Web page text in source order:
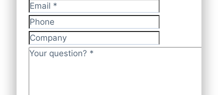
adresgegevens
Volledig Postadres (Bedrijfsnaam –
Adres – Woonplaats – Postbusadres)
Email*
Phone
Company
Your question?